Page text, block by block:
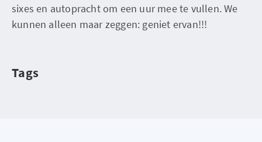
sixes en autopracht om een uur mee te vullen. We
kunnen alleen maar zeggen: geniet ervan!!!
Tags